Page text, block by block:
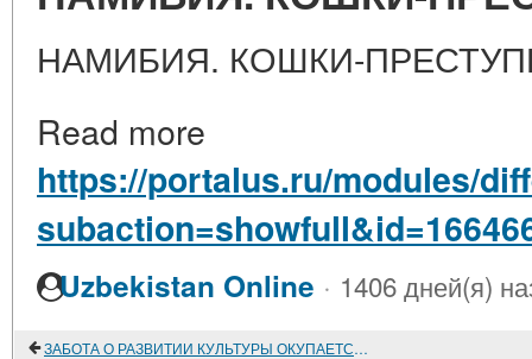
НАМИБИЯ. КОШКИ-
Read more
https://portalus.ru/modules/
Uzbekistan Online · 1406 дней(я)
ЗАБОТА О РАЗВИТИИ КУЛЬТУРЫ ОКУПАЕТСЯ СТОРИЦЕЙ